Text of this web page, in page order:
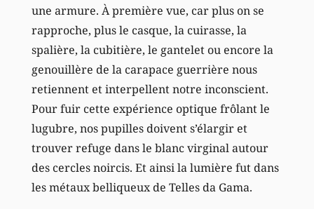
une armure. À première vue, car plus on se
rapproche, plus le casque, la cuirasse, la
spalière, la cubitière, le gantelet ou encore la
genouillère de la carapace guerrière nous
retiennent et interpellent notre inconscient.
Pour fuir cette expérience optique frôlant le
lugubre, nos pupilles doivent s’élargir et
trouver refuge dans le blanc virginal autour
des cercles noircis. Et ainsi la lumière fut dans
les métaux belliqueux de Telles da Gama.